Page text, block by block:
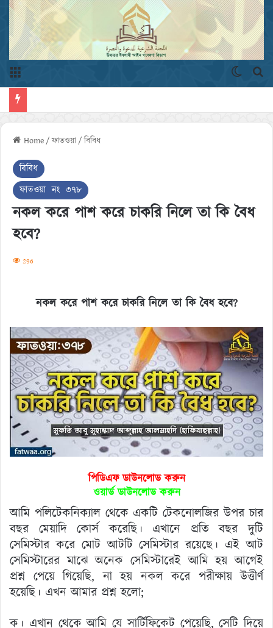
Home / ফাতওয়া / বিবিধ
বিবিধ
ফাতওয়া নং ৩৭৮
নকল করে পাশ করে চাকরি নিলে তা কি বৈধ
হবে?
296
নকল করে পাশ করে চাকরি নিলে তা কি বৈধ হবে?
পিডিএফ ডাউনলোড করুন
ওয়ার্ড ডাউনলোড করুন
আমি পলিটেকনিক্যাল থেকে একটি টেকনোলজির উপর চার
বছর মেয়াদি কোর্স করেছি। এখানে প্রতি বছর দুটি
সেমিস্টার করে মোট আটটি সেমিস্টার রয়েছে। এই আট
সেমিস্টারের মাঝে অনেক সেমিস্টারেই আমি হয় আগেই
প্রশ্ন পেয়ে গিয়েছি, না হয় নকল করে পরীক্ষায় উত্তীর্ণ
হয়েছি। এখন আমার প্রশ্ন হলো;
ক। এখান থেকে আমি যে সার্টিফিকেট পেয়েছি, সেটি দিয়ে